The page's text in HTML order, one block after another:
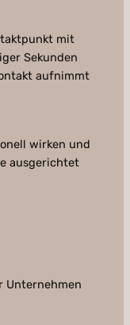
mit
Sekunden
aufnimmt
wirken und
ausgerichtet
Unternehmen